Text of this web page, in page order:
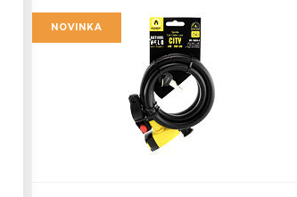
NOVINKA